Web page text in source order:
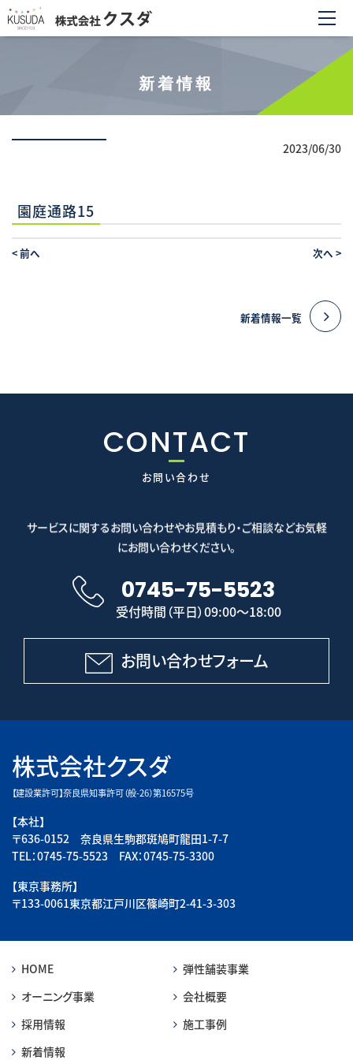
新着情報
2023/06/30
園庭通路15
<前へ 次へ >
新着情報一覧
CONTACT
お問い合わせ
サービスに関するお問い合わせやお見積もり・ご相談などお気軽
にお問い合わせください。
0745-75-5523
受付時間（平日）09:00～18:00
お問い合わせフォーム
株式会社クスダ
【建設業許可】奈良県知事許可（般-26）第16575号
【本社】
〒636-0152 奈良県生駒郡斑鳩町龍田1-7-7
TEL：0745-75-5523 FAX：0745-75-3300
【東京事務所】
〒133-0061東京都江戸川区篠崎町2-41-3-303
HOME
弾性舗装事業
オーニング事業
会社概要
採用情報
施工事例
新着情報